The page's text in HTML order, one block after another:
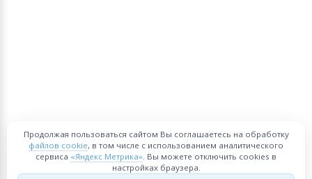
Продолжая пользоваться сайтом Вы соглашаетесь на обработку
файлов cookie, в том числе с использованием аналитического
сервиса «Яндекс Метрика». Вы можете отключить cookies в
настройках браузера.